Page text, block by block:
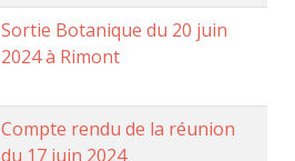
Sortie Botanique du 20 juin
2024 à Rimont
Compte rendu de la réunion
du 17 juin 2024